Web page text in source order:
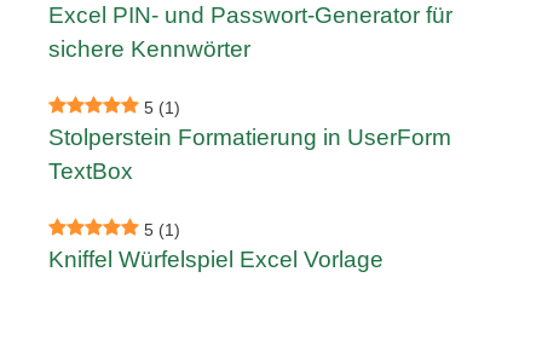
Excel PIN- und Passwort-Generator für
sichere Kennwörter
5 (1)
Stolperstein Formatierung in UserForm
TextBox
5 (1)
Kniffel Würfelspiel Excel Vorlage